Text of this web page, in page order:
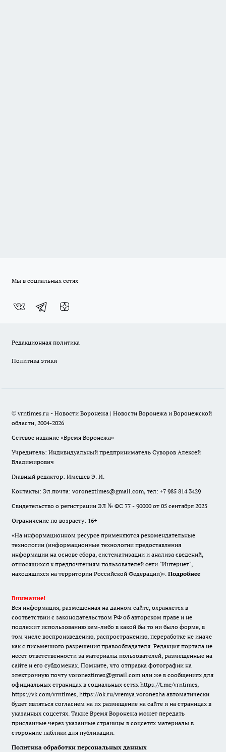
Мы в социальных сетях
Редакционная политика
Политика этики
© vrntimes.ru - Новости Воронежа | Новости Воронежа и Воронежской
области, 2004-2026
Сетевое издание «Время Воронежа»
Учредитель: Индивидуальный предприниматель Суворов Алексей
Владимирович
Главный редактор: Имешев Э. И.
Контакты: Эл.почта: voroneztimes@gmail.com, тел: +7 985 814 3429
Свидетельство о регистрации ЭЛ № ФС 77 - 90000 от 05 сентября 2025
Ограничение по возрасту: 16+
«На информационном ресурсе применяются рекомендательные
технологии (информационные технологии предоставления
информации на основе сбора, систематизации и анализа сведений,
относящихся к предпочтениям пользователей сети "Интернет",
находящихся на территории Российской Федерации)». Подробнее
Внимание!
Вся информация, размещенная на данном сайте, охраняется в
соответствии с законодательством РФ об авторском праве и не
подлежит использованию кем-либо в какой бы то ни было форме, в
том числе воспроизведению, распространению, переработке не иначе
как с письменного разрешения правообладателя. Редакция портала не
несет ответственности за материалы пользователей, размещенные на
сайте и его субдоменах. Помните, что отправка фотографии на
электронную почту voroneztimes@gmail.com или же в сообщениях для
официальных страницах в социальных сетях https://t.me/vrntimes,
https://vk.com/vrntimes, https://ok.ru/vremya.voronezha автоматически
будет являться согласием на их размещение на сайте и на страницах в
указанных соцсетях. Также Время Воронежа может передать
присланные через указанные страницы в соцсетях материалы в
сторонние паблики для публикации.
Политика обработки персональных данных